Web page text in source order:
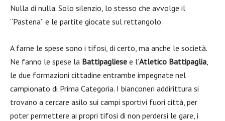
Nulla di nulla. Solo silenzio, lo stesso che avvolge il
“Pastena” e le partite giocate sul rettangolo.
A farne le spese sono i tifosi, di certo, ma anche le società.
Ne fanno le spese la Battipagliese e l’Atletico Battipaglia,
le due formazioni cittadine entrambe impegnate nel
campionato di Prima Categoria. I bianconeri addirittura si
trovano a cercare asilo sui campi sportivi fuori città, per
poter permettere ai propri tifosi di non perdersi le gare, i